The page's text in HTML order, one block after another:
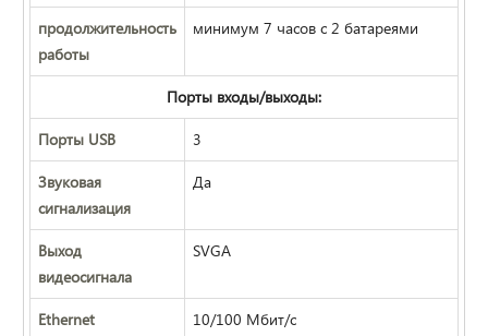
продолжительность
работы
минимум 7 часов с 2 батареями
Порты входы/выходы:
Порты USB 3
Звуковая
сигнализация
Да
Выход
видеосигнала
SVGA
Ethernet 10/100 Мбит/с